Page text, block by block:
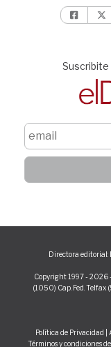
Suscribite
Directora editorial:
Copyright 1997 - 2026
(1050) Cap. Fed.
Política de Privacidad
Términos y condiciones de